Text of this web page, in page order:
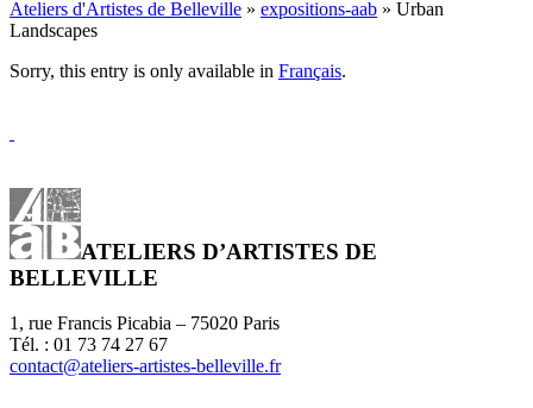
Ateliers d'Artistes de Belleville » expositions-aab » Urban
Landscapes
Sorry, this entry is only available in Français.
ATELIERS D’ARTISTES DE
BELLEVILLE
1, rue Francis Picabia – 75020 Paris
Tél. : 01 73 74 27 67
contact@ateliers-artistes-belleville.fr